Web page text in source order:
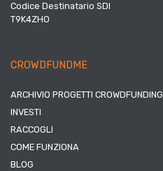
Codice Destinatario SDI
T9K4ZHO
CROWDFUNDME
ARCHIVIO PROGETTI CROWDFUNDING
INVESTI
RACCOGLI
COME FUNZIONA
BLOG